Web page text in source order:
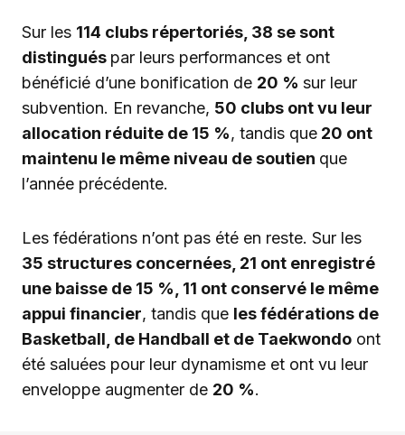
Sur les 114 clubs répertoriés, 38 se sont
distingués par leurs performances et ont
bénéficié d’une bonification de 20 % sur leur
subvention. En revanche, 50 clubs ont vu leur
allocation réduite de 15 %, tandis que 20 ont
maintenu le même niveau de soutien que
l’année précédente.
Les fédérations n’ont pas été en reste. Sur les
35 structures concernées, 21 ont enregistré
une baisse de 15 %, 11 ont conservé le même
appui financier, tandis que les fédérations de
Basketball, de Handball et de Taekwondo ont
été saluées pour leur dynamisme et ont vu leur
enveloppe augmenter de 20 %.